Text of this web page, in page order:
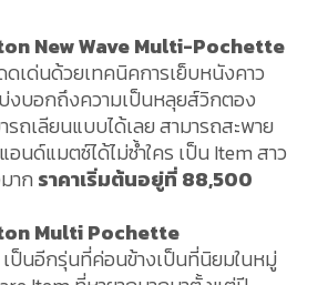
New Wave Multi-Pochette
เด่นด้วยเทคนิคการเย็บหนังคาว
งบอกถึงความเป็นหลุยส์วิกตอง
รถเลียนแบบได้เลย สามารถสะพาย
นด์แมตซ์ได้ไม่ซ้ำใคร เป็น Item สาว
ากราคาเริ่มต้นอยู่ที่88,500
Multi Pochette
เป็นอีกรุ่นที่ค่อนข้างเป็นที่นิยมในหมู่